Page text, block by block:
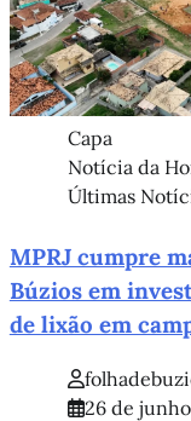
Capa
Notícia da
Últimas
MPRJ cumpre
Búzios em
de lixão em
26 de